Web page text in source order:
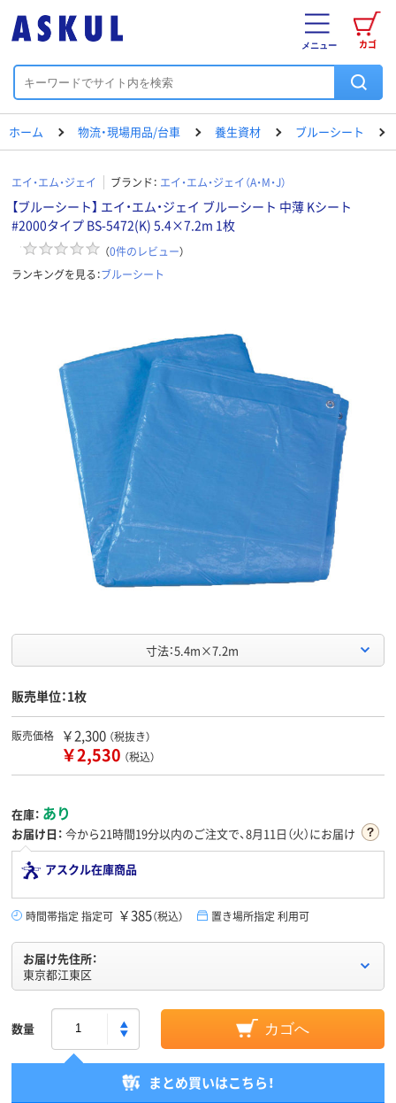
カゴ
メニュー
ホーム 物流・現場用品/台車 養生資材 ブルーシート
エイ・エム・ジェイ ブランド： エイ・エム・ジェイ（A・M・J）
【ブルーシート】 エイ・エム・ジェイ ブルーシート 中薄 Kシート
#2000タイプ BS-5472(K) 5.4×7.2m 1枚
（0件のレビュー）
ランキングを見る：ブルーシート
寸法：5.4m×7.2m
販売単位：1枚
販売価格 ￥2,300 （税抜き）
￥2,530 （税込）
在庫： あり
お届け日： 今から21時間19分以内のご注文で、8月11日（火）にお届け
アスクル在庫商品
時間帯指定 指定可 ￥385（税込） 置き場所指定 利用可
お届け先住所：
東京都江東区
数量 カゴへ
まとめ買いはこちら！